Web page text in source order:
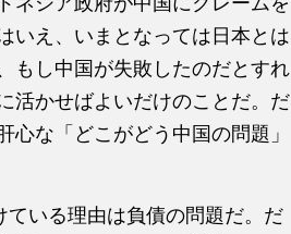
いえ、いまとなっては日本とは
もし中国が失敗したのだとすれ
活かせばよいだけのことだ。だ
な「どこがどう中国の問題」
いる理由は負債の問題だ。だ